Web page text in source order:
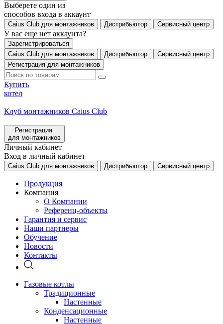
Выберете один из
способов входа в аккаунт
Caius Club для монтажников Дистрибьютор Сервисный центр
У вас еще нет аккаунта?
Зарегистрироваться
Caius Club для монтажников
Дистрибьютор
Сервисный центр
Регистрация для монтажников
Купить
котел
Клуб монтажников Caius Club
Регистрация
для монтажников
Личный кабинет
Вход в личный кабинет
Caius Club для монтажников Дистрибьютор Сервисный центр
Продукция
Компания
О Компании
Референц-объекты
Гарантия и сервис
Наши партнеры
Обучение
Новости
Контакты
Газовые котлы
Традиционные
Настенные
Конденсационные
Настенные